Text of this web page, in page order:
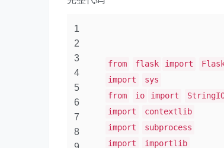
1
2
3
4
5
6
7
8
from flask import
import
sys
from
io import
import
contextlib
import
subprocess
import
importlib